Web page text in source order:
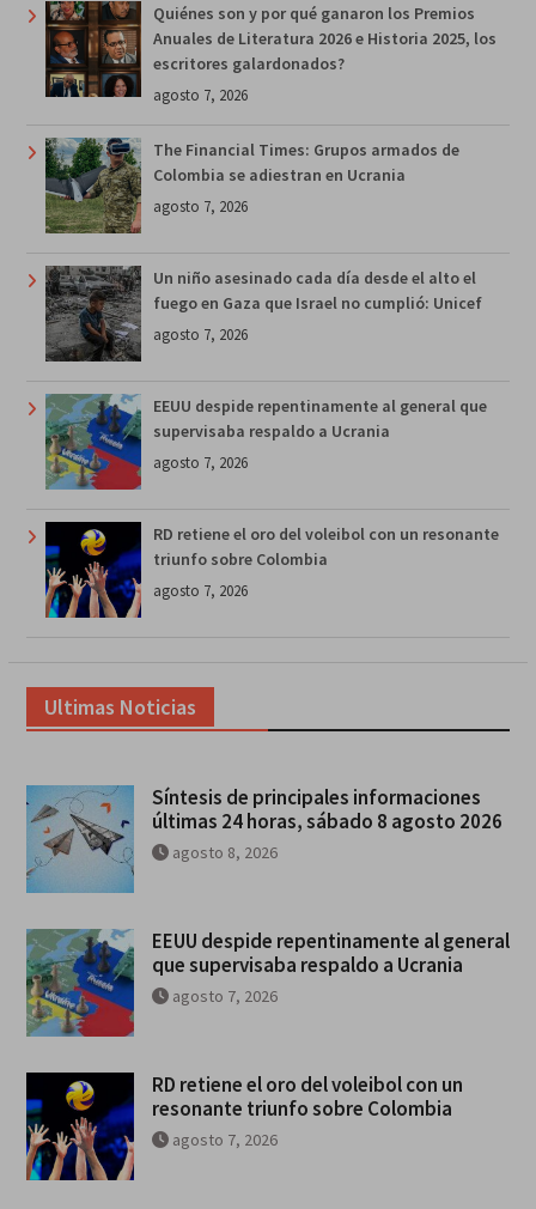
Quiénes son y por qué ganaron los Premios
Anuales de Literatura 2026 e Historia 2025, los
escritores galardonados?
agosto 7, 2026
The Financial Times: Grupos armados de
Colombia se adiestran en Ucrania
agosto 7, 2026
Un niño asesinado cada día desde el alto el
fuego en Gaza que Israel no cumplió: Unicef
agosto 7, 2026
EEUU despide repentinamente al general que
supervisaba respaldo a Ucrania
agosto 7, 2026
RD retiene el oro del voleibol con un resonante
triunfo sobre Colombia
agosto 7, 2026
Ultimas Noticias
Síntesis de principales informaciones
últimas 24 horas, sábado 8 agosto 2026
agosto 8, 2026
EEUU despide repentinamente al general
que supervisaba respaldo a Ucrania
agosto 7, 2026
RD retiene el oro del voleibol con un
resonante triunfo sobre Colombia
agosto 7, 2026